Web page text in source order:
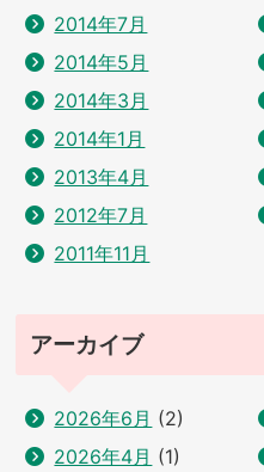
2014年7月
2014年5月
2014年3月
2014年1月
2013年4月
2012年7月
2011年11月
アーカイブ
2026年6月 (2)
2026年4月 (1)